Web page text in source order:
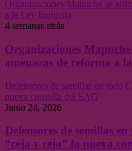
Organizaciones Mapuche se
a la Ley Indígena
4 semanas atrás
Organizaciones
amenazas de reforma a
Defensores de semillas en todo
nueva consulta del SAG
Junio 24, 2026
Defensores de semillas
“ceja y ceja” la nueva